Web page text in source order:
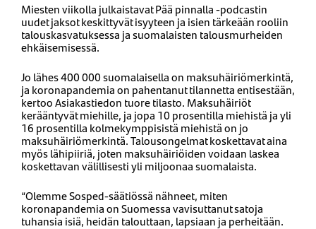
Miesten viikolla julkaistavat Pää pinnalla -podcastin
uudet jaksot keskittyvät isyyteen ja isien tärkeään rooliin
talouskasvatuksessa ja suomalaisten talousmurheiden
ehkäisemisessä.
Jo lähes 400 000 suomalaisella on maksuhäiriömerkintä,
ja koronapandemia on pahentanut tilannetta entisestään,
kertoo Asiakastiedon tuore tilasto. Maksuhäiriöt
kerääntyvät miehille, ja jopa 10 prosentilla miehistä ja yli
16 prosentilla kolmekymppisistä miehistä on jo
maksuhäiriömerkintä. Talousongelmat koskettavat aina
myös lähipiiriä, joten maksuhäiriöiden voidaan laskea
koskettavan välillisesti yli miljoonaa suomalaista.
“Olemme Sosped-säätiössä nähneet, miten
koronapandemia on Suomessa vavisuttanut satoja
tuhansia isiä, heidän talouttaan, lapsiaan ja perheitään.